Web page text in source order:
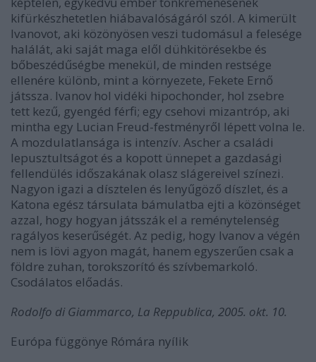
kifürkészhetetlen hiábavalóságáról szól. A kimerült
Ivanovot, aki közönyösen veszi tudomásul a felesége
halálát, aki saját maga elől dühkitörésekbe és
bőbeszédűségbe menekül, de minden restsége
ellenére különb, mint a környezete, Fekete Ernő
játssza. Ivanov hol vidéki hipochonder, hol zsebre
tett kezű, gyengéd férfi; egy csehovi mizantróp, aki
mintha egy Lucian Freud-festményről lépett volna le.
A mozdulatlansága is intenzív. Ascher a családi
lepusztultságot és a kopott ünnepet a gazdasági
fellendülés időszakának olasz slágereivel színezi.
Nagyon igazi a dísztelen és lenyűgöző díszlet, és a
Katona egész társulata bámulatba ejti a közönséget
azzal, hogy hogyan játsszák el a reménytelenség
ragályos keserűségét. Az pedig, hogy Ivanov a végén
nem is lövi agyon magát, hanem egyszerűen csak a
földre zuhan, torokszorító és szívbemarkoló.
Csodálatos előadás.
Rodolfo di Giammarco, La Reppublica, 2005. okt. 10.
Európa függönye Rómára nyílik